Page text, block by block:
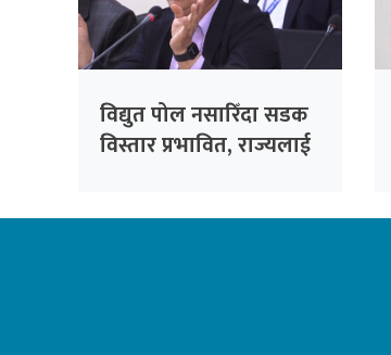
विद्युत पोल नसारिँदा सडक
विस्तार प्रभावित, राज्यलाई